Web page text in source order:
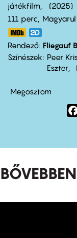
játékfilm
2025
111 perc,
Rendező Fliegauf
Színészek
Peer
Eszter
Megosztom